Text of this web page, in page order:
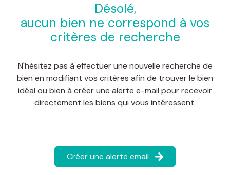
contact
désolé,
aucun bien ne correspond à vos
critères de recherche
N'hésitez pas à effectuer une nouvelle recherche de
bien en modifiant vos critères afin de trouver le bien
idéal ou bien à créer une alerte e-mail pour recevoir
directement les biens qui vous intéressent.
Créer une alerte email